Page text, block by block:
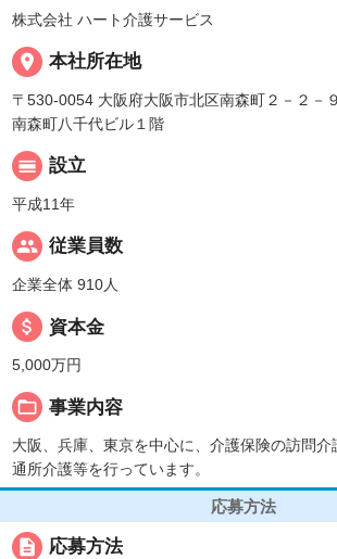
株式会社 ハート介護サービス
place 本社所在地
〒530-0054 大阪府大阪市北区南森町２－２－９
南森町八千代ビル１階
calendar_view_day 設立
平成11年
people 従業員数
企業全体 910人
attach_money 資本金
5,000万円
folder_open 事業内容
大阪、兵庫、東京を中心に、介護保険の訪問介
通所介護等を行っています。
応募方法
description 応募方法